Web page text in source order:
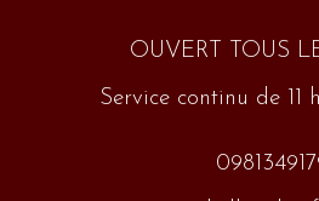
OUVERT TOUS
Service continu de